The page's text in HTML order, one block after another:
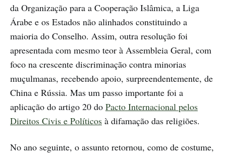
da Organização para a Cooperação Islâmica, a Liga
Árabe e os Estados não alinhados constituindo a
maioria do Conselho. Assim, outra resolução foi
apresentada com mesmo teor à Assembleia Geral, com
foco na crescente discriminação contra minorias
muçulmanas, recebendo apoio, surpreendentemente, de
China e Rússia. Mas um passo importante foi a
aplicação do artigo 20 do Pacto Internacional pelos
Direitos Civis e Políticos à difamação das religiões.
No ano seguinte, o assunto retornou, como de costume,